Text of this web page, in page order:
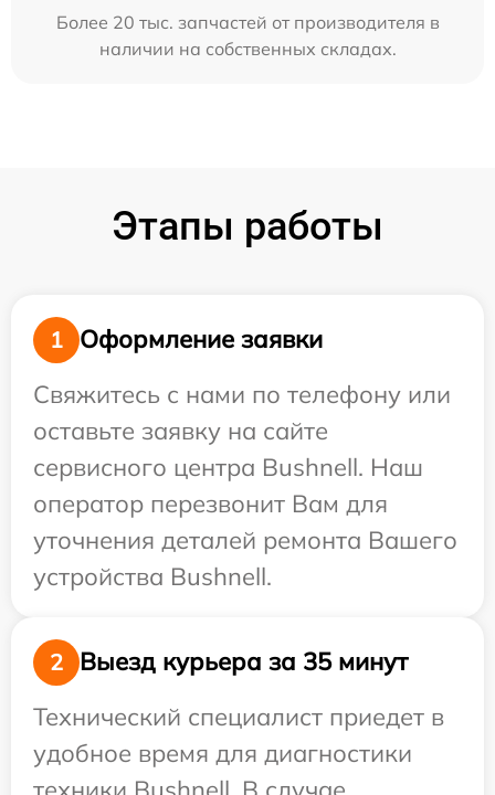
Более 20 тыс. запчастей от производителя в
наличии на собственных складах.
Этапы работы
1
Оформление заявки
Свяжитесь с нами по телефону или
оставьте заявку на сайте
сервисного центра Bushnell. Наш
оператор перезвонит Вам для
уточнения деталей ремонта Вашего
устройства Bushnell.
2
Выезд курьера за 35 минут
Технический специалист приедет в
удобное время для диагностики